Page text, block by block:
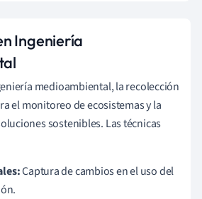
Ingeniería
medioambiental, la recolección
el monitoreo de ecosistemas y la
sostenibles. Las técnicas
Captura de cambios en el uso del